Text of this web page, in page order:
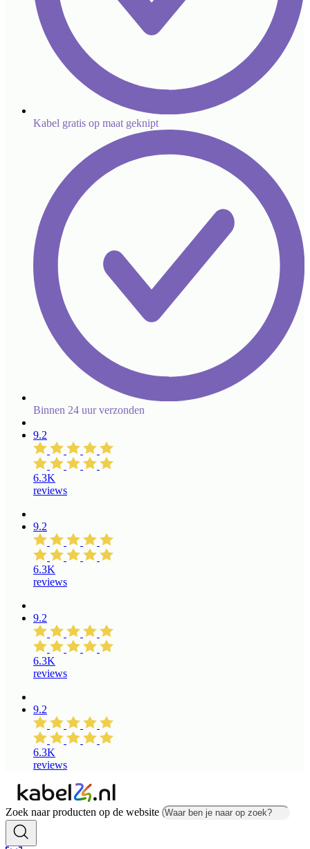
Kabel gratis op maat geknipt
Binnen 24 uur verzonden
9.2
6.3K
reviews
9.2
6.3K
reviews
9.2
6.3K
reviews
9.2
6.3K
reviews
Zoek naar producten op de website